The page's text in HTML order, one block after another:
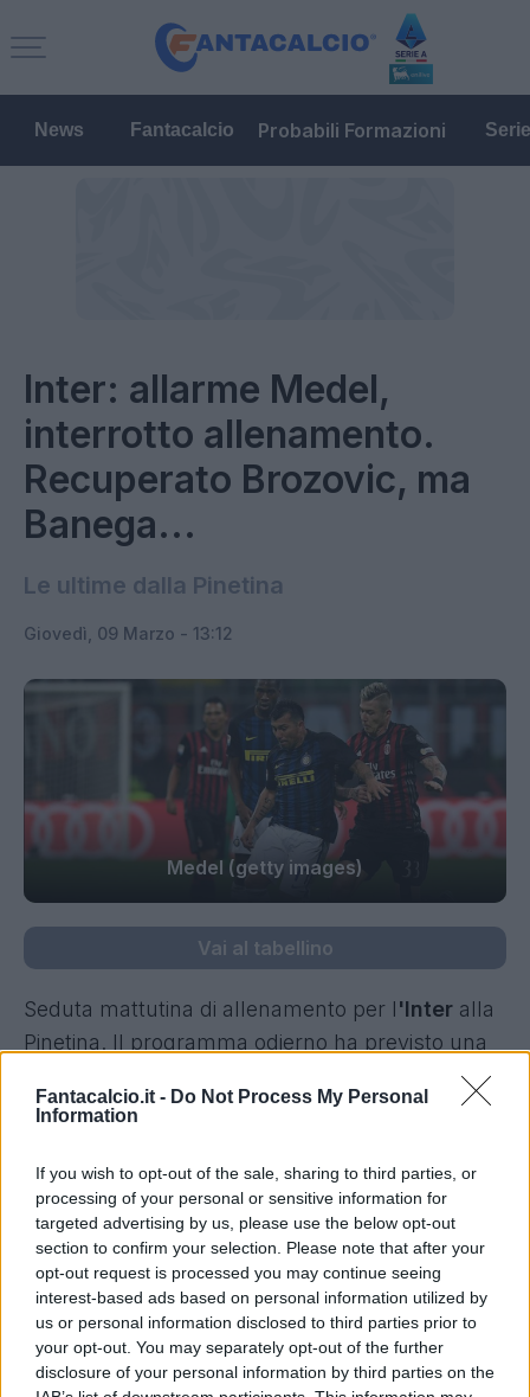
Fantacalcio.it - Do Not Process My Personal
Information
If you wish to opt-out of the sale, sharing to third parties, or
processing of your personal or sensitive information for
targeted advertising by us, please use the below opt-out
section to confirm your selection. Please note that after your
opt-out request is processed you may continue seeing
interest-based ads based on personal information utilized by
us or personal information disclosed to third parties prior to
your opt-out. You may separately opt-out of the further
disclosure of your personal information by third parties on the
News Fantacalcio Probabili Formazioni
Inter: allarme Medel,
interrotto allenamento.
Recuperato Brozovic, ma
Banega...
Le ultime dalla Pinetina
Giovedì, 09 Marzo - 13:12
Medel (getty images)
Vai al tabellino
Seduta mattutina di allenamento per l'Inter alla
Pinetina. Il programma odierno ha previsto una
prima fase di attivazione atletica e torelli, seguiti
da possesso palla e tattica sul campo. A
ridotto, però interrotta anzitempo daMedelle
cui condizioni andranno monitorate nelle
prossime ore.
Se il cileno non dovesse farcela per la sfida di
domenica contro l'Atalanta,si aprirebbero le
porte della titolarità sia per Murilloche per
Ansaldinella difesa meneghina.